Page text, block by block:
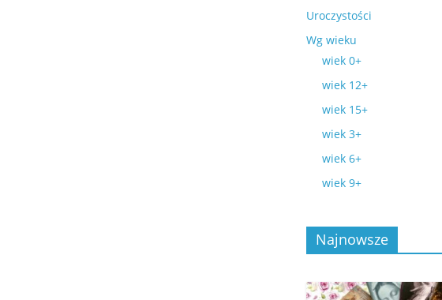
Uroczystości
Wg wieku
wiek 0+
wiek 12+
wiek 15+
wiek 3+
wiek 6+
wiek 9+
Najnowsze